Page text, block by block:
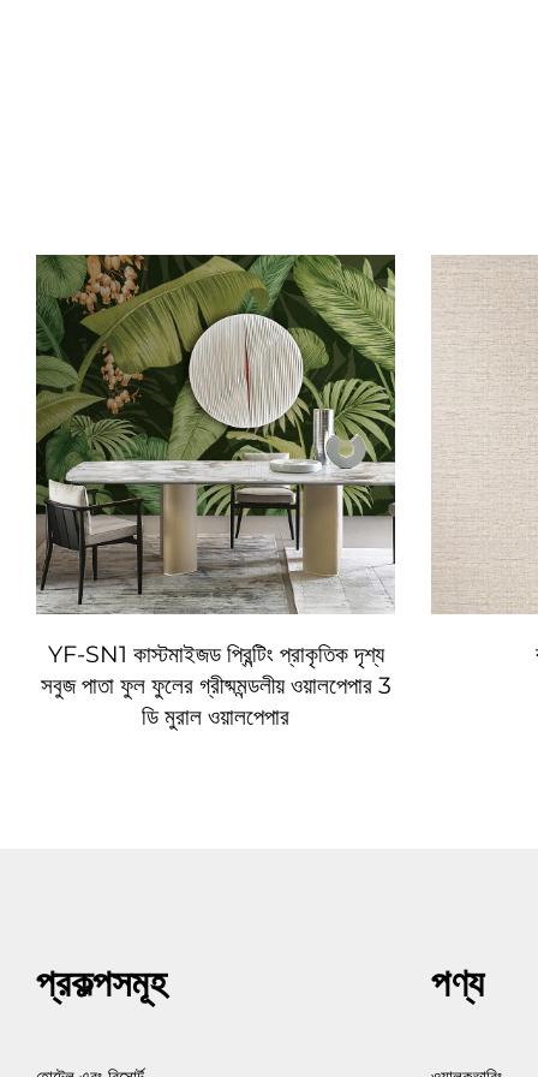
YF-SN1 কাস্টমাইজড প্রিন্টিং প্রাকৃতিক দৃশ্য
সবুজ পাতা ফুল ফুলের গ্রীষ্মমন্ডলীয় ওয়ালপেপার 3
ডি মুরাল ওয়ালপেপার
প্রকল্পসমূহ পণ্য